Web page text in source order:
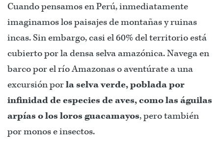
Cuando pensamos en Perú, inmediatamente
imaginamos los paisajes de montañas y ruinas
incas. Sin embargo, casi el 60% del territorio está
cubierto por la densa selva amazónica. Navega en
barco por el río Amazonas o aventúrate a una
excursión porla selva verde, poblada por
infinidad de especies de aves, como las águilas
arpías o los loros guacamayos, pero también
por monos e insectos.